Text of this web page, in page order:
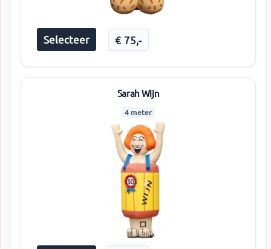
Selecteer € 75,-
Sarah Wijn
4 meter